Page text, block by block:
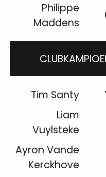
Philippe
Maddens
Tim Santy
Liam
Vuylsteke
Ayron Vande
Kerckhove